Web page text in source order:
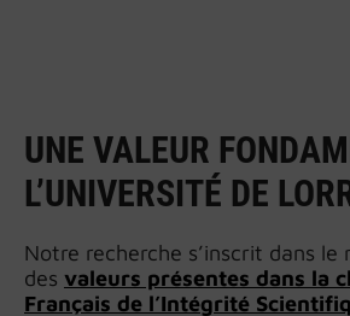
UNE VALEUR
L’UNIVERSITÉ DE
Notre recherche s’inscrit dans le
des valeurs présentes dans la
Français de l’Intégrité